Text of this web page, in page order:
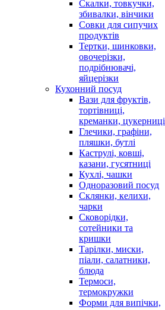
Скалки, товкучки,
збивалки, вінчики
Совки для сипучих
продуктів
Тертки, шинковки,
овочерізки,
подрібнювачі,
яйцерізки
Кухонний посуд
Вази для фруктів,
тортівниці,
креманки, цукерниці
Глечики, графіни,
пляшки, бутлі
Каструлі, ковші,
казани, гусятниці
Кухлі, чашки
Одноразовий посуд
Склянки, келихи,
чарки
Сковорідки,
сотейники та
кришки
Тарілки, миски,
піали, салатники,
блюда
Термоси,
термокружки
Форми для випічки,